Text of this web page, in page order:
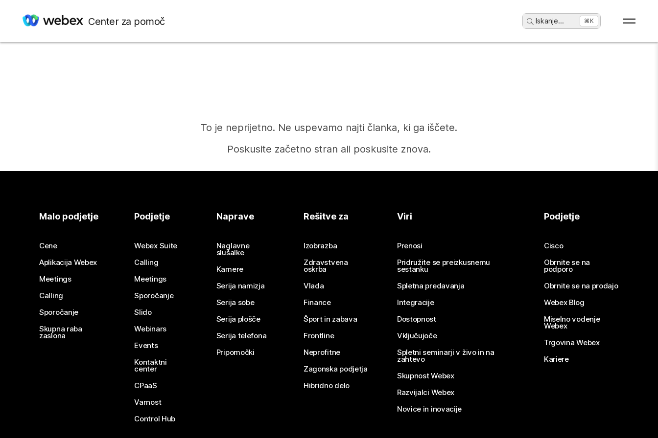
Center za pomoč Iskanje... ⌘K
To je neprijetno. Ne uspevamo najti članka, ki ga iščete.
Poskusite začetno stran ali poskusite znova.
Potrebujete odgovor?
Pošlji vprašanje
Malo podjetje
Cene
Aplikacija Webex
Meetings
Calling
Sporočanje
Skupna raba
zaslona
Podjetje
Webex Suite
Calling
Meetings
Sporočanje
Slido
Webinars
Events
Kontaktni
center
CPaaS
Varnost
Control Hub
Naprave
Naglavne
slušalke
Kamere
Serija namizja
Serija sobe
Serija plošče
Serija telefona
Pripomočki
Rešitve za
Izobrazba
Zdravstvena
oskrba
Vlada
Finance
Šport in zabava
Frontline
Neprofitne
Zagonska podjetja
Hibridno delo
Viri
Prenosi
Pridružite se preizkusnemu
sestanku
Spletna predavanja
Integracije
Dostopnost
Vključujoče
Spletni seminarji v živo in na
zahtevo
Skupnost Webex
Razvijalci Webex
Novice in inovacije
Podjetje
Cisco
Obrnite se na
podporo
Obrnite se na prodajo
Webex Blog
Miselno vodenje
Webex
Trgovina Webex
Kariere